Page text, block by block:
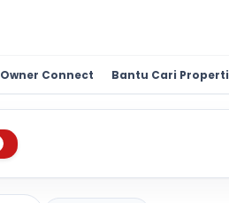
Owner Connect Bantu Cari Properti